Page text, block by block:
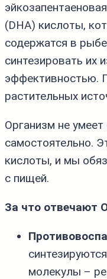
(DHA) кислоты,
содержатся в
синтезировать их
эффективностью.
растительных
Организм не умеет
самостоятельно.
кислоты, и мы
с пищей.
За что отвечают
молекулы –